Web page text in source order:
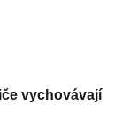
vychovávají